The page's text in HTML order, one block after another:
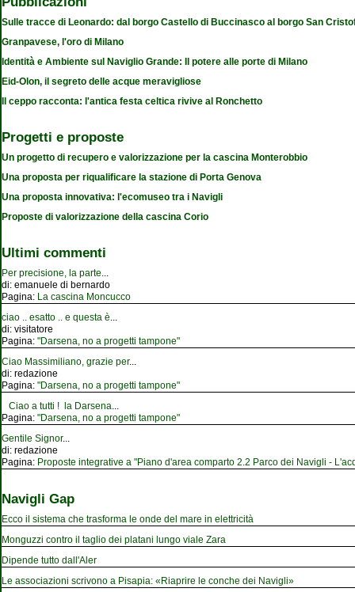
Sulle tracce di Leonardo: dal borgo Castello di Buccinasco al borgo San
Granpavese, l'oro di Milano
Identità e Ambiente sul Naviglio Grande: Il potere alle porte di Milano
Eid-Olon, il segreto delle acque meravigliose
Il ceppo racconta: l'antica festa celtica rivive al Ronchetto
Progetti e proposte
Un progetto di recupero e valorizzazione per la cascina Monterobbio
Una proposta per riqualificare la stazione di Porta Genova
Una proposta innovativa: l'ecomuseo tra i Navigli
Proposte di valorizzazione della cascina Corio
Ultimi commenti
Per precisione, la parte
di: emanuele di bernardo
Pagina: La cascina Moncucco
ciao .. esatto .. e questa è
di: visitatore
Pagina: "Darsena, no a progetti tampone"
Ciao Massimiliano, grazie per...
di: redazione
Pagina: "Darsena, no a progetti tampone"
Ciao a tutti ! la Darsena
Pagina: "Darsena, no a progetti tampone"
Gentile Signor...
di: redazione
Pagina: Proposte integrative a "Piano d'area comparto 2.2 Parco dei Navigli -
Navigli Gap
Ecco il sistema che trasforma le onde del mare in elettricità
Monguzzi contro il taglio dei platani lungo viale Zara
Dipende tutto dall'Aler
Le associazioni scrivono a Pisapia: «Riaprire le conche dei Navigli»